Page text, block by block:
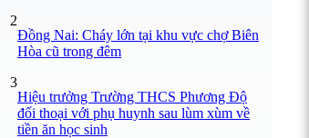
2
Đồng Nai: Cháy lớn tại khu vực chợ Biên
Hòa cũ trong đêm
3
Hiệu trưởng Trường THCS Phương Độ
đối thoại với phụ huynh sau lùm xùm về
tiền ăn học sinh